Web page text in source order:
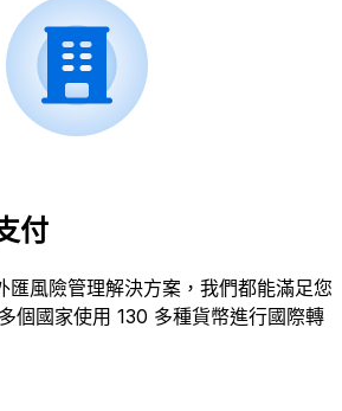
付
匯風險管理解決方案，我們都能滿足您
個國家使用 130 多種貨幣進行國際轉